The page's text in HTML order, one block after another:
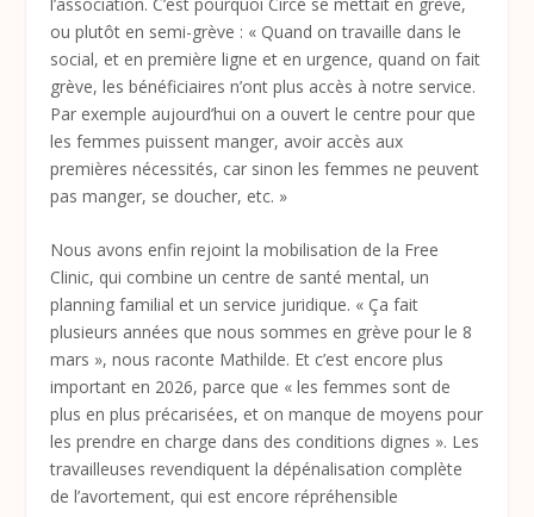
ou plutôt en semi-grève : « Quand on travaille dans le
social, et en première ligne et en urgence, quand on fait
grève, les bénéficiaires n’ont plus accès à notre service.
Par exemple aujourd’hui on a ouvert le centre pour que
les femmes puissent manger, avoir accès aux
premières nécessités, car sinon les femmes ne peuvent
pas manger, se doucher, etc. »
Nous avons enfin rejoint la mobilisation de la Free
Clinic, qui combine un centre de santé mental, un
planning familial et un service juridique. « Ça fait
plusieurs années que nous sommes en grève pour le 8
mars », nous raconte Mathilde. Et c’est encore plus
important en 2026, parce que « les femmes sont de
plus en plus précarisées, et on manque de moyens pour
les prendre en charge dans des conditions dignes ». Les
travailleuses revendiquent la dépénalisation complète
de l’avortement, qui est encore répréhensible